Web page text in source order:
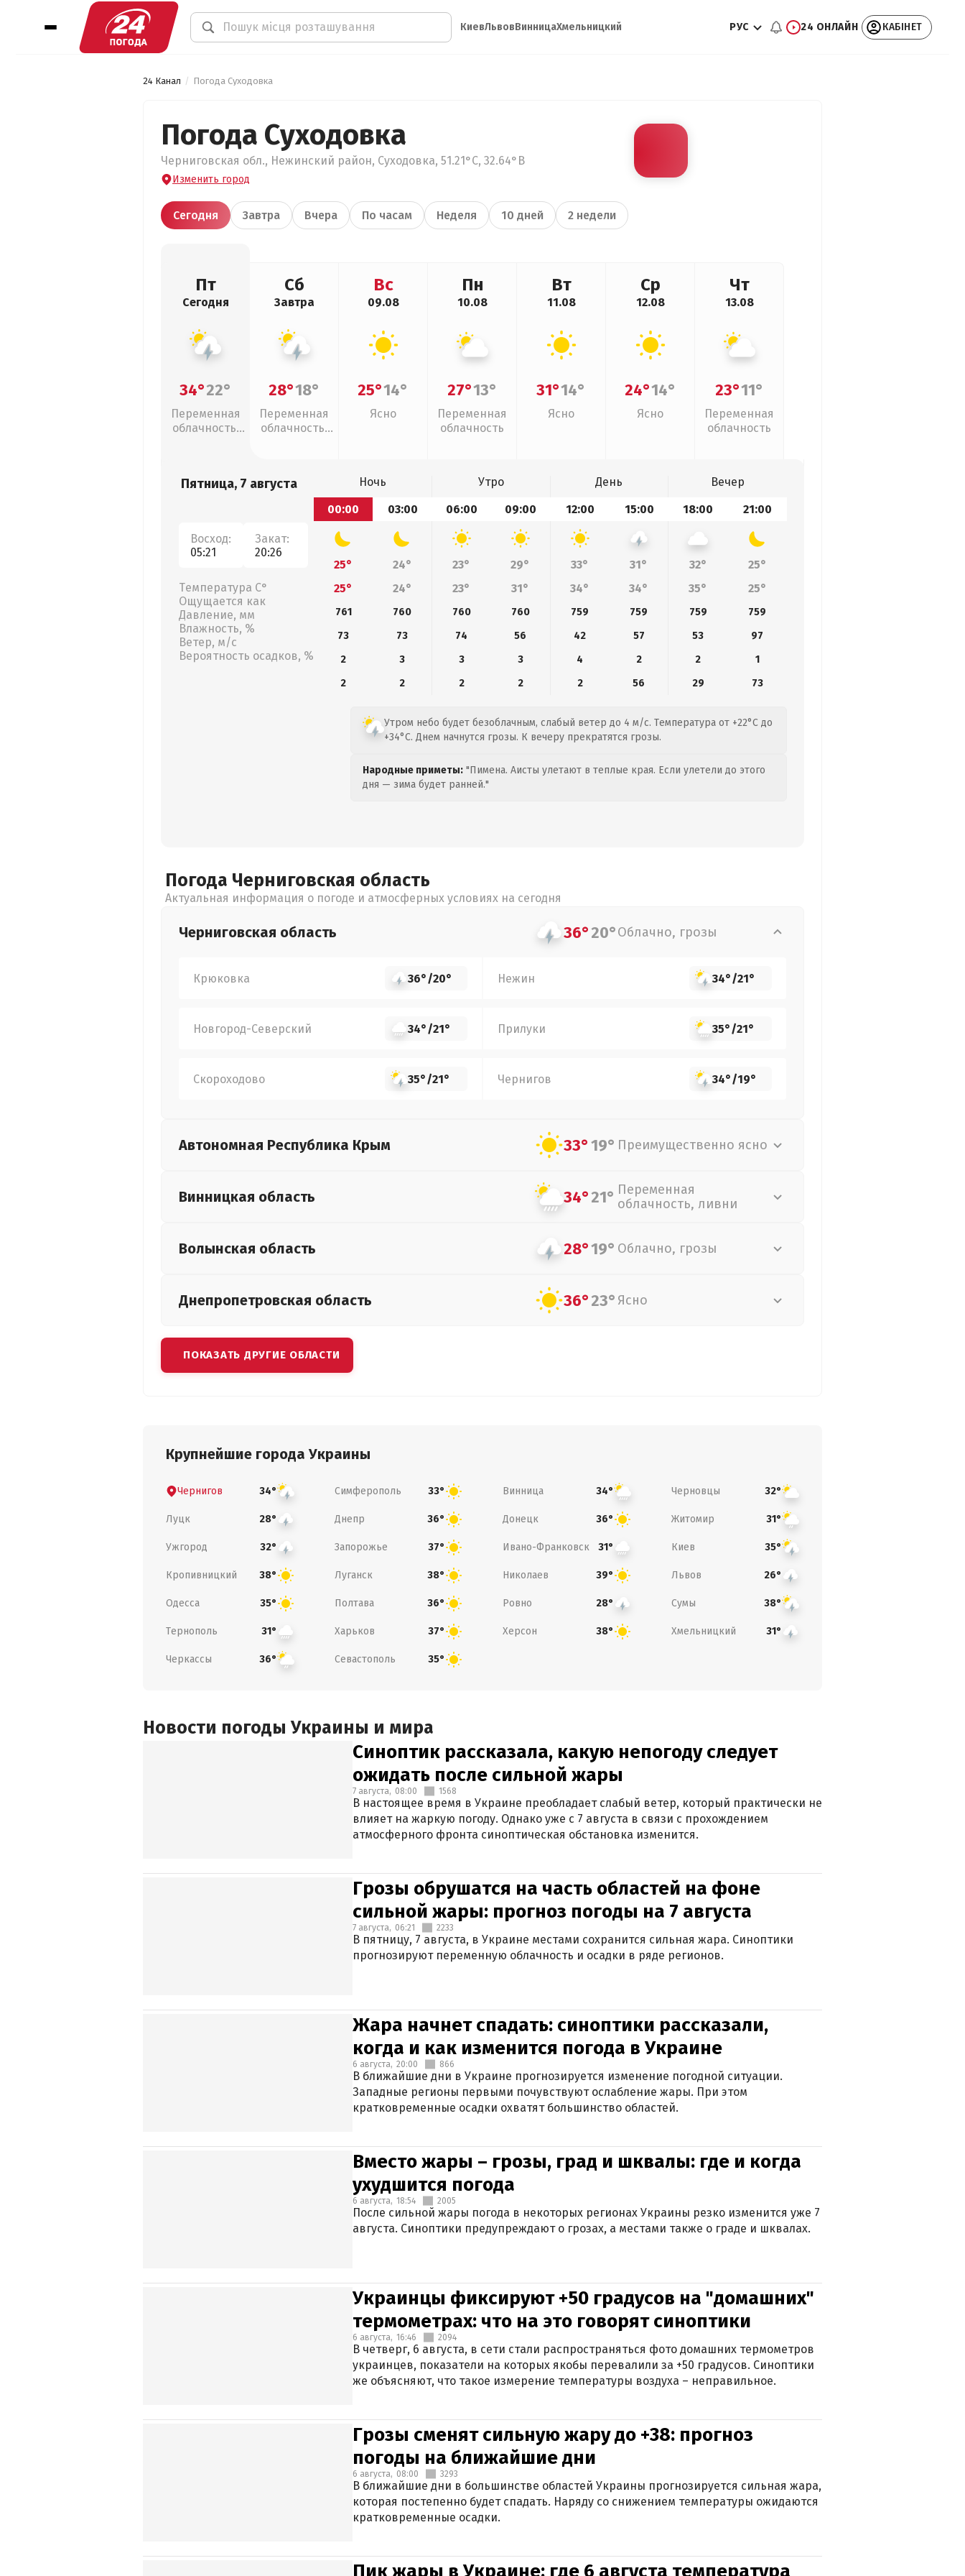
КиевЛьвовВинницаХмельницкий РУС 24 ОНЛАЙН КАБІНЕТ
24 Канал Погода Суходовка
Погода Суходовка
Черниговская обл., Нежинский район, Суходовка, 51.21°С, 32.64°В
Изменить город
Сегодня Завтра Вчера По часам Неделя 10 дней 2 недели
Пт
Сегодня
34°22°
Переменная
облачность,
Сб
Завтра
28°18°
Переменная
облачность,
Вс
09.08
25°14°
Ясно
Пн
10.08
27°13°
Переменная
облачность
Вт
11.08
31°14°
Ясно
Ср
12.08
24°14°
Ясно
Чт
13.08
23°11°
Переменная
облачность
Пятница, 7 августа
Восход:
05:21
Закат:
20:26
Температура С°
Ощущается как
Давление, мм
Влажность, %
Ветер, м/с
Вероятность осадков, %
Ночь Утро День
Вечер
00:00
03:00 06:00 09:00 12:00 15:00 18:00 21:00
25° 24° 23° 29° 33° 31° 32°
25°
25°
24° 23° 31° 34° 34° 35° 25°
761 760 760 760 759 759 759
759
73
73 74 56 42 57 53
97
2
3 3 3 4 2 2
1
2
2 2 2 2 56 29 73
Утром небо будет безоблачным, слабый ветер до 4 м/с. Температура от +22°C до
+34°C. Днем начнутся грозы. К вечеру прекратятся грозы.
Народные приметы: "Пимена. Аисты улетают в теплые края. Если улетели до этого
дня — зима будет ранней."
Погода Черниговская область
Актуальная информация о погоде и атмосферных условиях на сегодня
Черниговская область 36°20°Облачно, грозы
Крюковка 36°/20° Нежин 34°/21°
Новгород-Северский 34°/21° Прилуки 35°/21°
Скороходово 35°/21° Чернигов 34°/19°
Автономная Республика Крым 33°19° Преимущественно ясно
Винницкая область 34°21° Переменная
облачность, ливни
Волынская область 28°19° Облачно, грозы
Днепропетровская область 36°23° Ясно
ПОКАЗАТЬ ДРУГИЕ ОБЛАСТИ
Крупнейшие города Украины
Чернигов 34° Симферополь 33° Винница 34° Черновцы 32°
Луцк 28° Днепр 36° Донецк 36° Житомир 31°
Ужгород 32° Запорожье 37° Ивано-Франковск 31° Киев 35°
Кропивницкий 38° Луганск 38° Николаев 39° Львов 26°
Одесса 35° Полтава 36° Ровно 28° Сумы 38°
Тернополь 31° Харьков 37° Херсон 38° Хмельницкий 31°
Черкассы 36° Севастополь 35°
Новости погоды Украины и мира
Синоптик рассказала, какую непогоду следует
ожидать после сильной жары
7 августа, 08:00 1568
В настоящее время в Украине преобладает слабый ветер, который практически не
влияет на жаркую погоду. Однако уже с 7 августа в связи с прохождением
атмосферного фронта синоптическая обстановка изменится.
Грозы обрушатся на часть областей на фоне
сильной жары: прогноз погоды на 7 августа
7 августа, 06:21 2233
В пятницу, 7 августа, в Украине местами сохранится сильная жара. Синоптики
прогнозируют переменную облачность и осадки в ряде регионов.
Жара начнет спадать: синоптики рассказали,
когда и как изменится погода в Украине
6 августа, 20:00 866
В ближайшие дни в Украине прогнозируется изменение погодной ситуации.
Западные регионы первыми почувствуют ослабление жары. При этом
кратковременные осадки охватят большинство областей.
Вместо жары – грозы, град и шквалы: где и когда
ухудшится погода
6 августа, 18:54 2005
После сильной жары погода в некоторых регионах Украины резко изменится уже 7
августа. Синоптики предупреждают о грозах, а местами также о граде и шквалах.
Украинцы фиксируют +50 градусов на "домашних"
термометрах: что на это говорят синоптики
6 августа, 16:46 2094
В четверг, 6 августа, в сети стали распространяться фото домашних термометров
украинцев, показатели на которых якобы перевалили за +50 градусов. Синоптики
же объясняют, что такое измерение температуры воздуха – неправильное.
Грозы сменят сильную жару до +38: прогноз
погоды на ближайшие дни
6 августа, 08:00 3293
В ближайшие дни в большинстве областей Украины прогнозируется сильная жара,
которая постепенно будет спадать. Наряду со снижением температуры ожидаются
кратковременные осадки.
Пик жары в Украине: где 6 августа температура